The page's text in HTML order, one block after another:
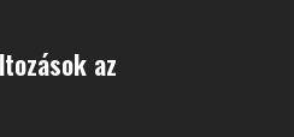
az